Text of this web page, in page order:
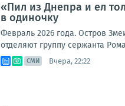
«Пил из Днепра и ел
в одиночку
Февраль 2026 года. Остров
отделяют группу сержанта
СМИ Вчера, 22:22